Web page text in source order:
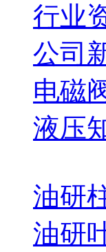
行业
公司
电磁
液压
油研
油研